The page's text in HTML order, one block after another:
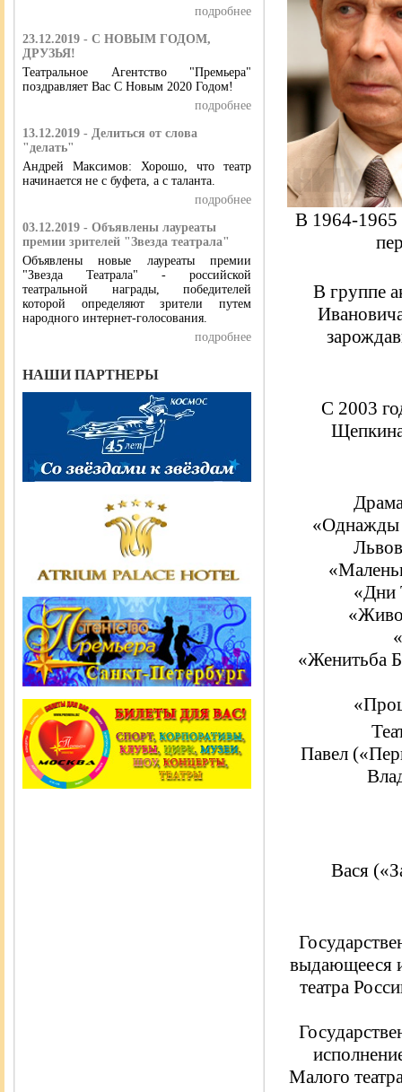
подробнее
23.12.2019 - С НОВЫМ ГОДОМ,
ДРУЗЬЯ!
Театральное Агентство "Премьера"
поздравляет Вас С Новым 2020 Годом!
подробнее
13.12.2019 - Делиться от слова
"делать"
Андрей Максимов: Хорошо, что театр
начинается не с буфета, а с таланта.
подробнее
03.12.2019 - Объявлены лауреаты
премии зрителей "Звезда театрала"
Объявлены новые лауреаты премии
"Звезда Театрала" - российской
театральной награды, победителей
которой определяют зрители путем
народного интернет-голосования.
подробнее
НАШИ ПАРТНЕРЫ
В 1964-1965
В группе
С 2003
«Однажды
«Дни
«Женитьба
Павел
Вася
выдающееся
театра
Малого